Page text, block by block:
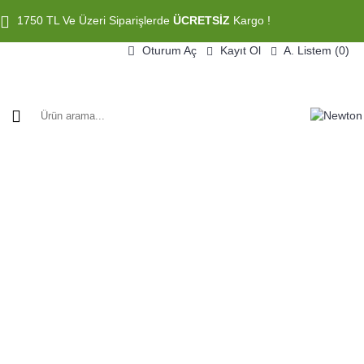
1750 TL Ve Üzeri Siparişlerde ÜCRETSİZ Kargo !
Oturum Aç Kayıt Ol A. Listem (0)